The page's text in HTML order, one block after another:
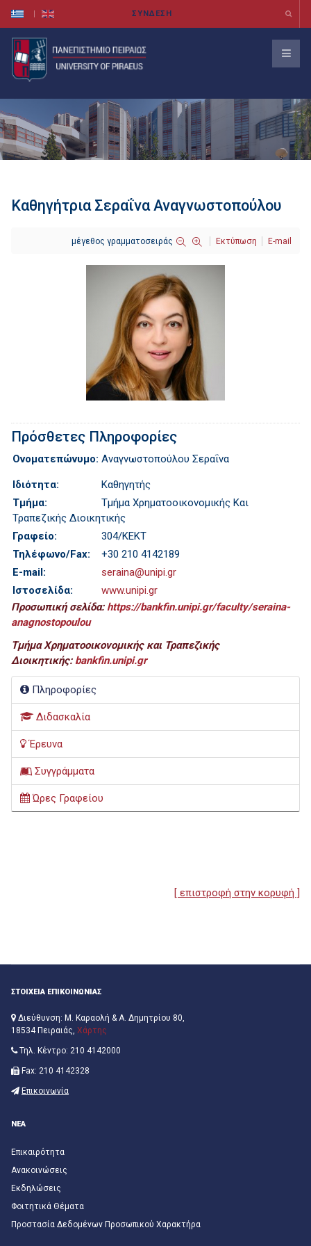
Καθηγήτρια Σεραΐνα Αναγνωστοπούλου
μέγεθος γραμματοσειράς Εκτύπωση E-mail
Πρόσθετες Πληροφορίες
Ονοματεπώνυμο: Αναγνωστοπούλου Σεραΐνα
Ιδιότητα:
Καθηγητής
Τμήμα:
Τμήμα Χρηματοοικονομικής Και
Τραπεζικής Διοικητικής
Γραφείο:
304/ΚΕΚΤ
Τηλέφωνο/Fax:
+30 210 4142189
E-mail:
seraina@unipi.gr
Ιστοσελίδα:
www.unipi.gr
Προσωπική σελίδα:https://bankfin.unipi.gr/faculty/seraina-
anagnostopoulou
Τμήμα Χρηματοοικονομικής και Τραπεζικής
Διοικητικής: bankfin.unipi.gr
Πληροφορίες
Διδασκαλία
Έρευνα
Συγγράμματα
Ώρες Γραφείου
[ επιστροφή στην κορυφή ]
ΣΤΟΙΧΕΙΑ ΕΠΙΚΟΙΝΩΝΙΑΣ
Διεύθυνση: Μ. Καραολή & Α. Δημητρίου 80,
18534 Πειραιάς, Χάρτης
Τηλ. Κέντρο: 210 4142000
Fax: 210 4142328
Επικοινωνία
ΝΕΑ
Επικαιρότητα
Ανακοινώσεις
Εκδηλώσεις
Φοιτητικά Θέματα
Προστασία Δεδομένων Προσωπικού Χαρακτήρα